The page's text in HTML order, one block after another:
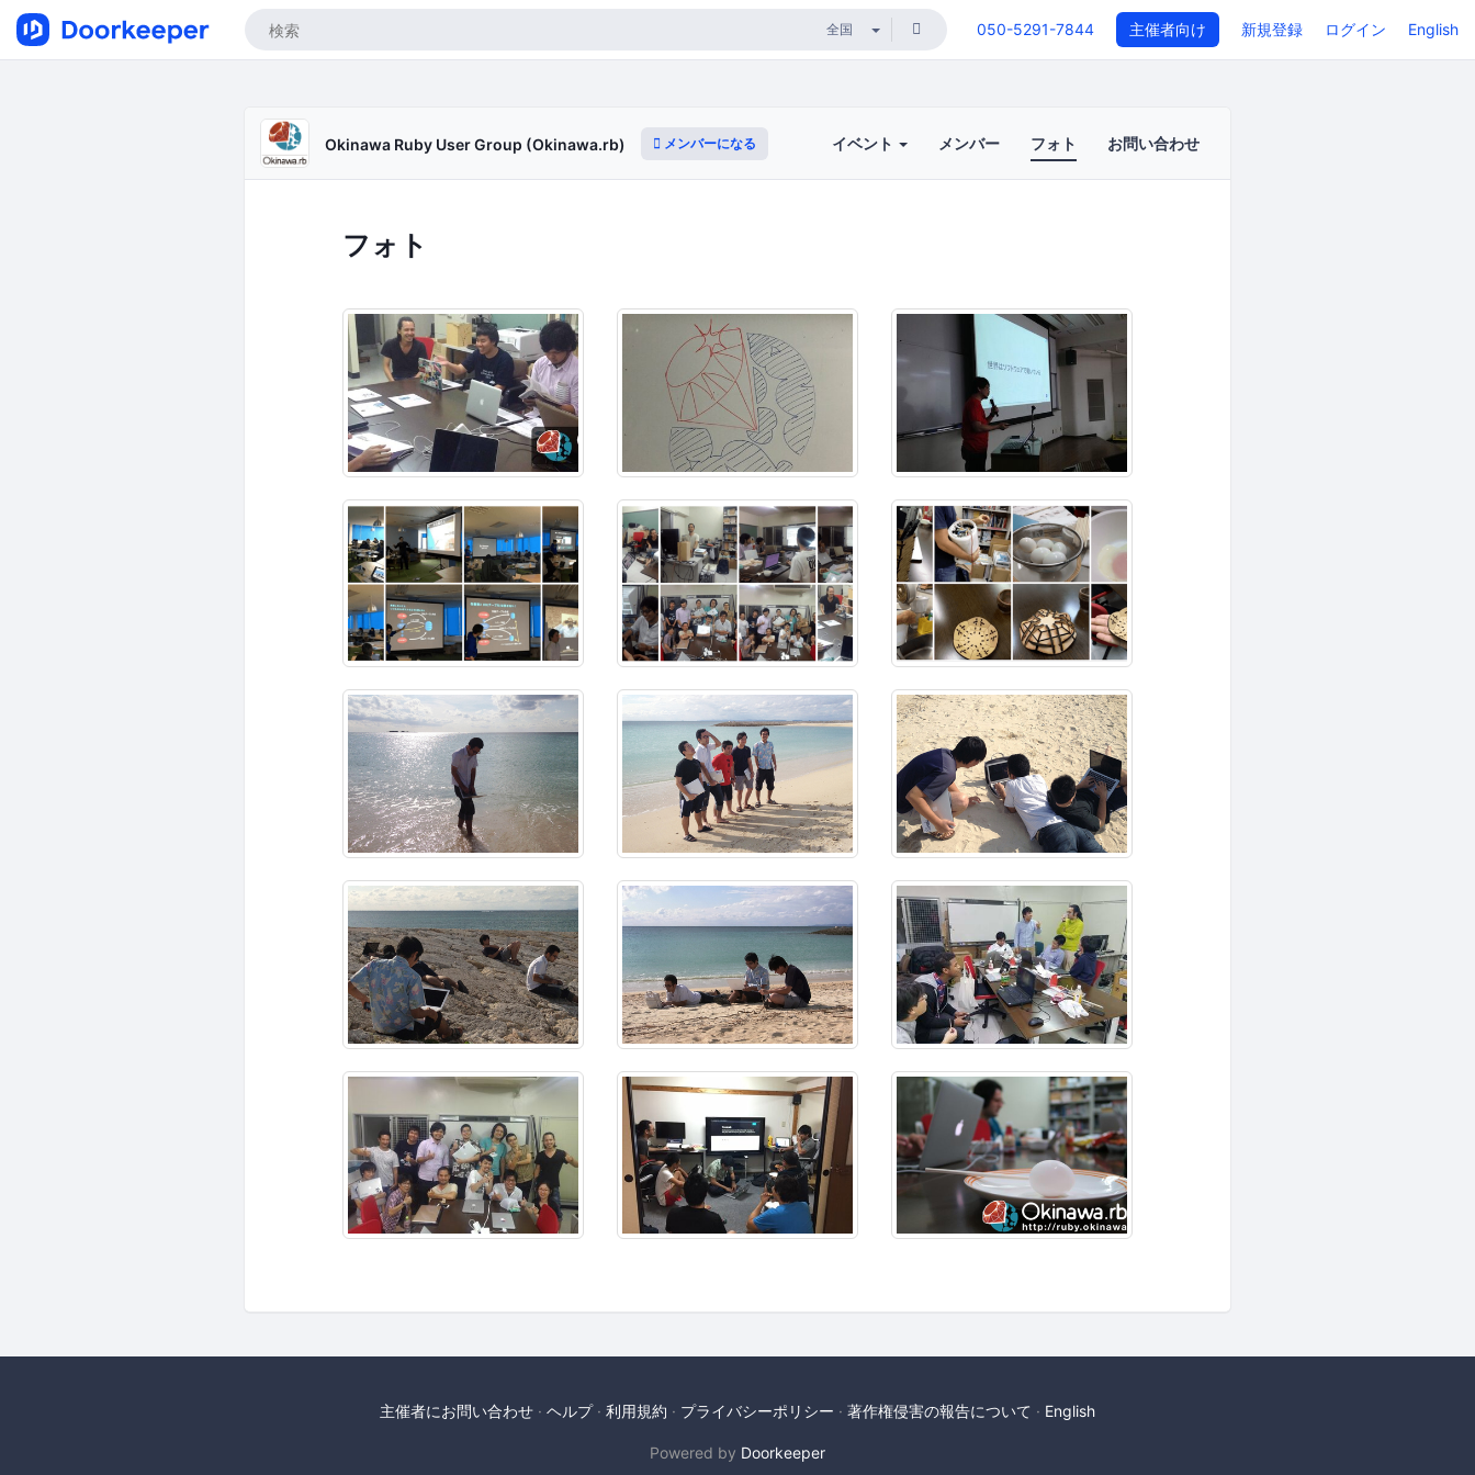
050-5291-7844 主催者向け 新規登録 ログイン English
Okinawa Ruby User Group (Okinawa.rb) メンバーになる イベント メンバー フォト お問い合わせ
フォト
主催者にお問い合わせ ヘルプ 利用規約 プライバシーポリシー 著作権侵害の報告について English
Powered by Doorkeeper